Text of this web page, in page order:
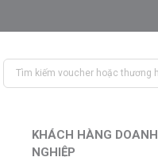
KHÁCH HÀNG DOANH
NGHIỆP